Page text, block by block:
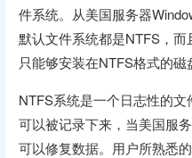
件系统。从美国服务器
默认文件系统都是NTFS，
只能够安装在NTFS格式的磁
NTFS系统是一个日志性的
可以被记录下来，当美国服
可以修复数据。用户所熟悉